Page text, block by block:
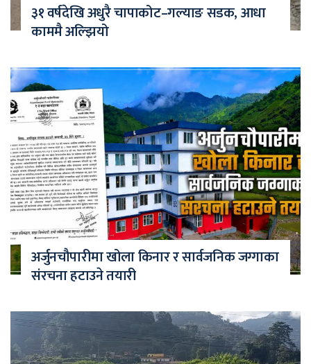
३१ वर्षदेखि अधुरै चापाकोट–गल्याङ सडक, आधा
काममै अल्झियो
अर्जुनचौपारीमा खोला किनार र सार्वजनिक जग्गाका
संरचना हटाउने तयारी